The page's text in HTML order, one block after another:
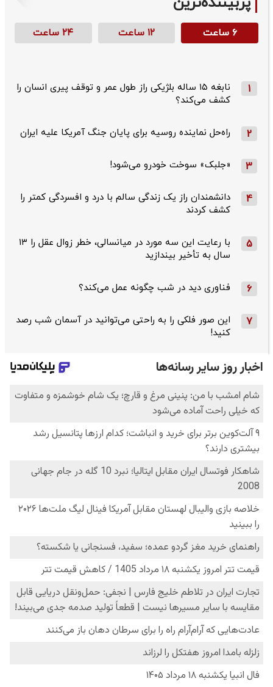
۶ ساعت ۱۲ ساعت ۲۴ ساعت
1
نابغه ۱۵ ساله بلژیکی راز طول عمر و توقف پیری انسان را
کشف می‌کند؟
2 راه‌حل نماینده روسیه برای پایان جنگ آمریکا علیه ایران
3 «جلبک» سوخت خودرو می‌شود!
4
دانشمندان راز یک زندگی سالم با درد و افسردگی کمتر را
کشف کردند
5
با رعایت این سه مورد در میانسالی، خطر زوال عقل را ۱۳
سال به تأخیر بیندازید
6 فناوری دید در شب چگونه عمل می‌کند؟
7
این صور فلکی را به راحتی می‌توانید در آسمان شب رصد
کنید!